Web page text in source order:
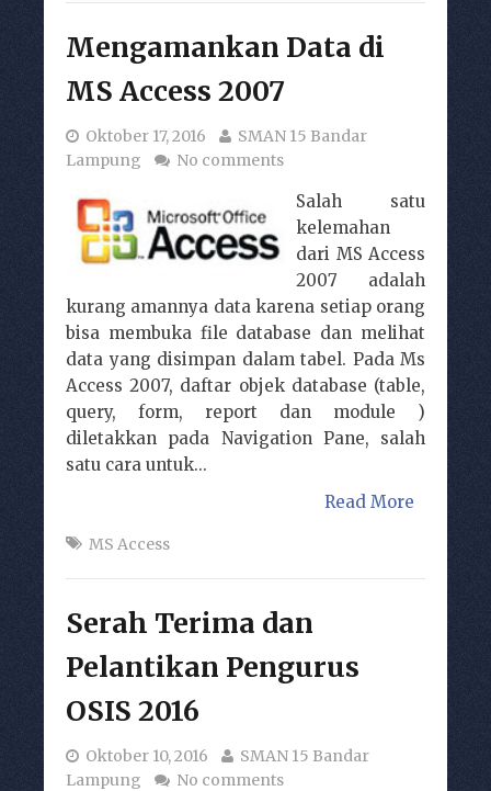
Mengamankan Data di
MS Access 2007
Oktober 17, 2016
SMAN 15 Bandar
Lampung
No comments
Salah satu
kelemahan
dari MS Access
2007 adalah
kurang amannya data karena setiap orang
bisa membuka file database dan melihat
data yang disimpan dalam tabel. Pada Ms
Access 2007, daftar objek database (table,
query, form, report dan module )
diletakkan pada Navigation Pane, salah
satu cara untuk...
Read More
MS Access
Serah Terima dan
Pelantikan Pengurus
OSIS 2016
Oktober 10, 2016
SMAN 15 Bandar
Lampung
No comments